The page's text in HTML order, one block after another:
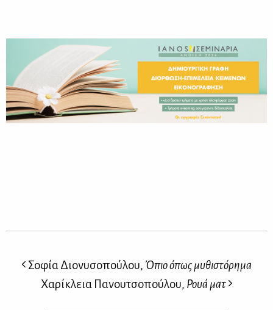
Σοφία Διονυσοπούλου, Όπιο όπως μυθιστόρημα
Χαρίκλεια Πανουτσοπούλου, Ρουά ματ